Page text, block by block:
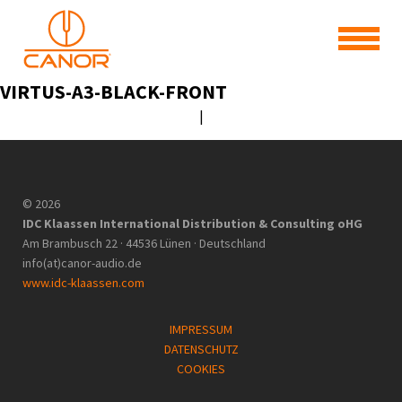
VIRTUS-A3-BLACK-FRONT
|
© 2026
IDC Klaassen International Distribution & Consulting oHG
Am Brambusch 22 · 44536 Lünen · Deutschland
info(at)canor-audio.de
www.idc-klaassen.com
IMPRESSUM
DATENSCHUTZ
COOKIES